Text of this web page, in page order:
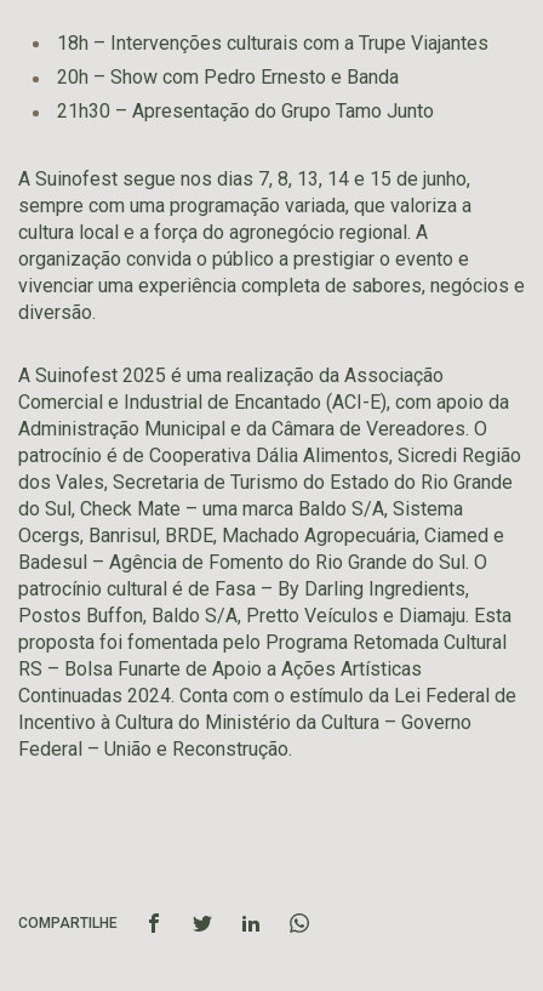
18h – Intervenções culturais com a Trupe Viajantes
20h – Show com Pedro Ernesto e Banda
21h30 – Apresentação do Grupo Tamo Junto
A Suinofest segue nos dias 7, 8, 13, 14 e 15 de junho,
sempre com uma programação variada, que valoriza a
cultura local e a força do agronegócio regional. A
organização convida o público a prestigiar o evento e
vivenciar uma experiência completa de sabores, negócios e
diversão.
A Suinofest 2025 é uma realização da Associação
Comercial e Industrial de Encantado (ACI-E), com apoio da
Administração Municipal e da Câmara de Vereadores. O
patrocínio é de Cooperativa Dália Alimentos, Sicredi Região
dos Vales, Secretaria de Turismo do Estado do Rio Grande
do Sul, Check Mate – uma marca Baldo S/A, Sistema
Ocergs, Banrisul, BRDE, Machado Agropecuária, Ciamed e
Badesul – Agência de Fomento do Rio Grande do Sul. O
patrocínio cultural é de Fasa – By Darling Ingredients,
Postos Buffon, Baldo S/A, Pretto Veículos e Diamaju. Esta
proposta foi fomentada pelo Programa Retomada Cultural
RS – Bolsa Funarte de Apoio a Ações Artísticas
Continuadas 2024. Conta com o estímulo da Lei Federal de
Incentivo à Cultura do Ministério da Cultura – Governo
Federal – União e Reconstrução.
COMPARTILHE